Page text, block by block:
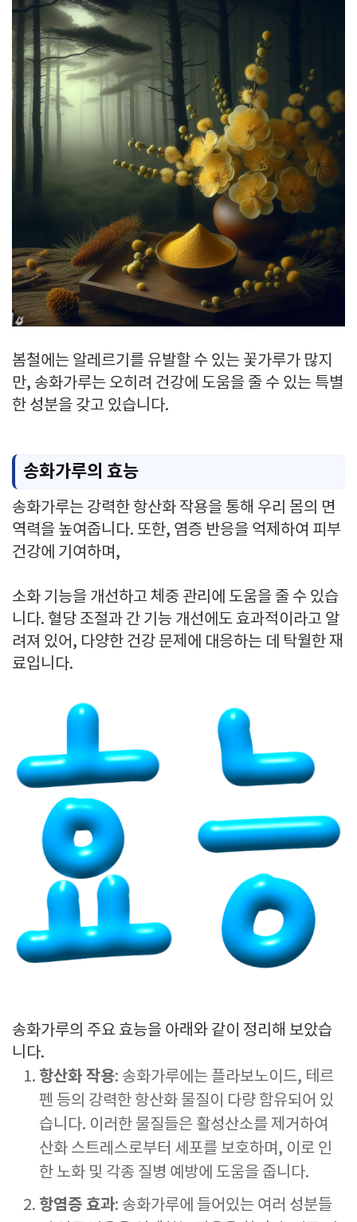
봄철에는 알레르기를 유발할 수 있는 꽃가루가 많지
만, 송화가루는 오히려 건강에 도움을 줄 수 있는 특별
한 성분을 갖고 있습니다.
송화가루의 효능
송화가루는 강력한 항산화 작용을 통해 우리 몸의 면
역력을 높여줍니다. 또한, 염증 반응을 억제하여 피부
건강에 기여하며,
소화 기능을 개선하고 체중 관리에 도움을 줄 수 있습
니다. 혈당 조절과 간 기능 개선에도 효과적이라고 알
려져 있어, 다양한 건강 문제에 대응하는 데 탁월한 재
료입니다.
송화가루의 주요 효능을 아래와 같이 정리해 보았습
니다.
항산화 작용: 송화가루에는 플라보노이드, 테르
펜 등의 강력한 항산화 물질이 다량 함유되어 있
습니다. 이러한 물질들은 활성산소를 제거하여
산화 스트레스로부터 세포를 보호하며, 이로 인
한 노화 및 각종 질병 예방에 도움을 줍니다.
항염증 효과: 송화가루에 들어있는 여러 성분들